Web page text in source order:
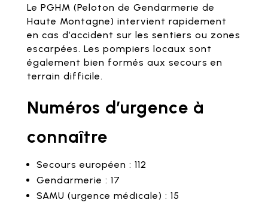
Le PGHM (Peloton de Gendarmerie de
Haute Montagne) intervient rapidement
en cas d’accident sur les sentiers ou zones
escarpées. Les pompiers locaux sont
également bien formés aux secours en
terrain difficile.
Numéros d’urgence à
connaître
Secours européen : 112
Gendarmerie : 17
SAMU (urgence médicale) : 15